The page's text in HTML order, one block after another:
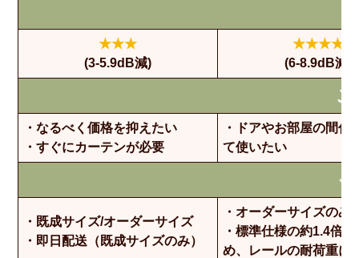
★★★
(3-5.9dB減)
★★★★
(6-8.9dB減)
・なるべく価格を抑えたい
・すぐにカーテンが必要
・ドアやお部屋の間仕
て使いたい
・既成サイズ/オーダーサイズ
・即日配送（既成サイズのみ）
・オーダーサイズのみ
・標準仕様の約1.4倍
め、レールの耐荷重に